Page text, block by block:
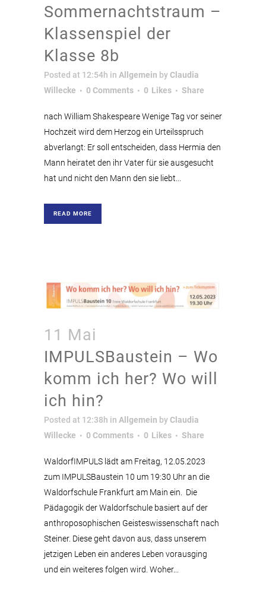
Sommernachtstraum –
Klassenspiel der
Klasse 8b
Posted at 12:54h in Allgemein byClaudia
Willecke
0 Comments 0 Likes Share
nach William Shakespeare Wenige Tag vor seiner
Hochzeit wird dem Herzog ein Urteilsspruch
abverlangt: Er soll entscheiden, dass Hermia den
Mann heiratet den ihr Vater für sie ausgesucht
hat und nicht den Mann den sie liebt...
READ MORE
11 Mai
IMPULSBaustein – Wo
komm ich her? Wo will
ich hin?
Posted at 12:38h in Allgemein byClaudia
Willecke
0 Comments 0 Likes Share
WaldorfIMPULS lädt am Freitag, 12.05.2023
zum IMPULSBaustein 10 um 19:30 Uhr an die
Waldorfschule Frankfurt am Main ein. Die
Pädagogik der Waldorfschule basiert auf der
anthroposophischen Geisteswissenschaft nach
Steiner. Diese geht davon aus, dass unserem
jetzigen Leben ein anderes Leben vorausging
und ein weiteres folgen wird. Woher...